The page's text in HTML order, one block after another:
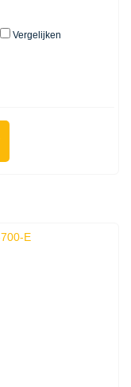
Vergelijken